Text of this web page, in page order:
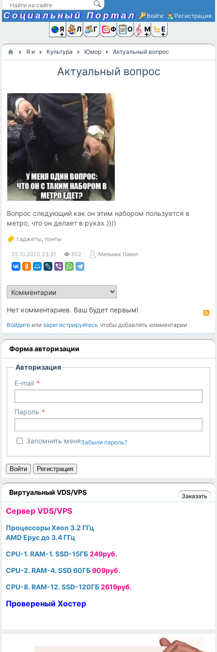
Социальный Портал Войти Регистрация
Я иЛюди
Группы
Фото Ещё
Я и Культура Юмор Актуальный вопрос
Актуальный вопрос
Вопрос следующий как он этим набором пользуется в
метро, что он делает в руках ))))
гаджеты, понты
25.10.2020 23:31 852 Мельник Павел
Нет комментариев. Ваш будет первым!
Войдите илизарегистрируйтесь чтобы добавлять комментарии
Форма авторизации
Авторизация
E-mail
Пароль
Запомнить меняЗабыли пароль?
Войти Регистрация
Виртуальный VDS/VPS Заказать
Cервер VDS/VPS
Процессоры Xeon 3.2 ГГц
AMD Epyc до 3.4 ГГц
CPU-1. RAM-1. SSD-15ГБ249руб.
CPU-2. RAM-4. SSD 60ГБ909руб.
CPU-8. RAM-12. SSD-120ГБ2619руб.
Провереный Хостер